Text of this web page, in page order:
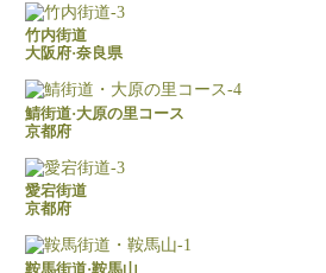
竹内街道
大阪府·奈良県
鯖街道·大原の里コース
京都府
愛宕街道
京都府
鞍馬街道·鞍馬山